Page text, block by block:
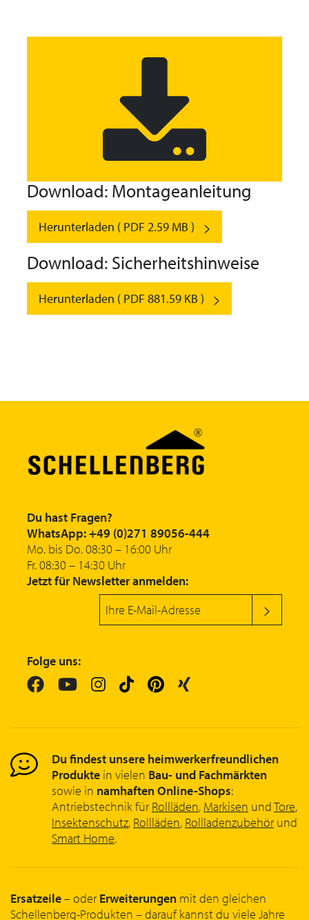
Download: Montageanleitung
Herunterladen ( PDF 2.59 MB )
Download: Sicherheitshinweise
Herunterladen ( PDF 881.59 KB )
Du hast Fragen?
WhatsApp: +49 (0)271 89056-444
Mo. bis Do. 08:30 – 16:00 Uhr
Fr. 08:30 – 14:30 Uhr
Jetzt für Newsletter anmelden:
Folge uns:
Du findest unsere heimwerkerfreundlichen
Produkte in vielen Bau- und Fachmärkten
sowie in namhaften Online-Shops:
Antriebstechnik für Rollläden, Markisen undTore,
Insektenschutz, Rollläden, Rollladenzubehör und
Smart Home.
Ersatzeile– oder Erweiterungen mit den gleichen
Schellenberg-Produkten – darauf kannst du viele Jahre